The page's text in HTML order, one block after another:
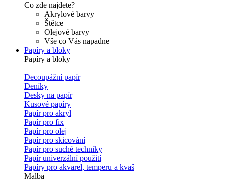
Co zde najdete?
Akrylové barvy
Štětce
Olejové barvy
Vše co Vás napadne
Papíry a bloky
Papíry a bloky
Decoupážní papír
Deníky
Desky na papír
Kusové papíry
Papír pro akryl
Papír pro fix
Papír pro olej
Papír pro skicování
Papír pro suché techniky
Papír univerzální použití
Papíry pro akvarel, temperu a kvaš
Malba